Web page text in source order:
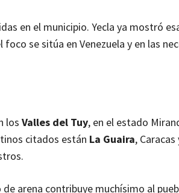
en el municipio. Yecla ya mostró
foco se sitúa en Venezuela y en las
los Valles del Tuy, en el estado
citados están La Guaira,
arena contribuye muchísimo al